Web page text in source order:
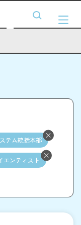
テム統括本部
エンティスト